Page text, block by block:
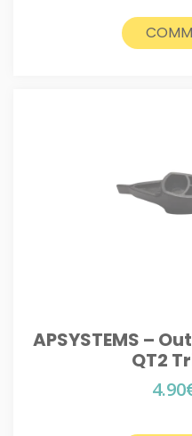
APSYSTEMS –
QT2
4.90